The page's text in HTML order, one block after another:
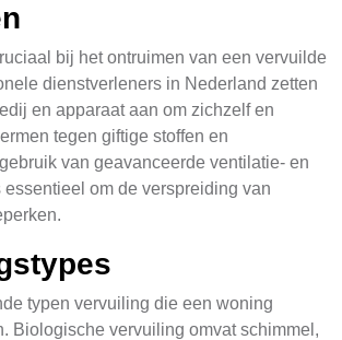
bij het ontruimen van een vervuilde
dienstverleners in Nederland zetten
en apparaat aan om zichzelf en
tegen giftige stoffen en
van geavanceerde ventilatie- en
om de verspreiding van
typen vervuiling die een woning
Biologische vervuiling omvat schimmel,